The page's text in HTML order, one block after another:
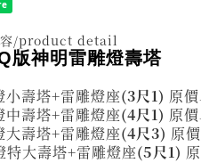
容/product detail
版神明雷雕燈壽塔
小壽塔+雷雕燈座(3尺1) 原
中壽塔+雷雕燈座(4尺1) 原
大壽塔+雷雕燈座(4尺3) 原
特大壽塔+雷雕燈座(5尺1)